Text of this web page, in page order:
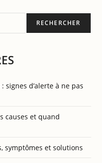
RECHERCHER
signes d’alerte à ne pas
causes et quand
symptômes et solutions